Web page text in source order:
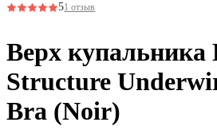
51 отзыв
Верх купальника
Structure
Bra (Noir)